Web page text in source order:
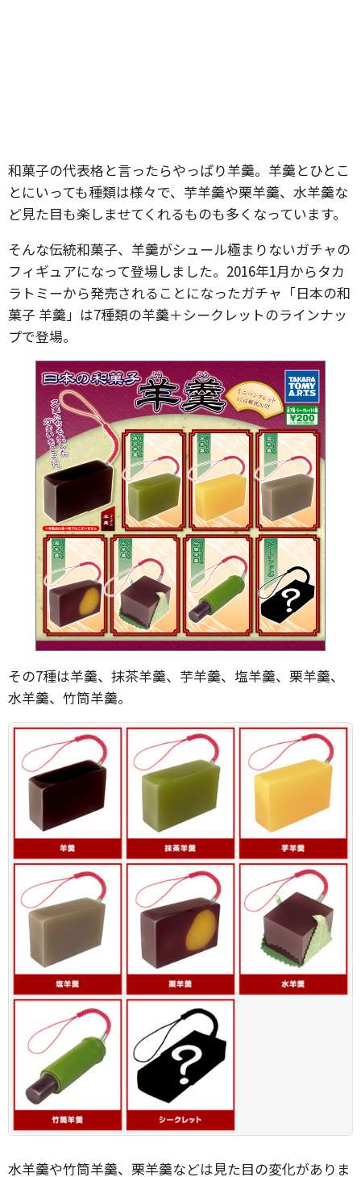
和菓子の代表格と言ったらやっぱり羊羹。羊羹とひとこ
とにいっても種類は様々で、芋羊羹や栗羊羹、水羊羹な
ど見た目も楽しませてくれるものも多くなっています。
そんな伝統和菓子、羊羹がシュール極まりないガチャの
フィギュアになって登場しました。2016年1月からタカ
ラトミーから発売されることになったガチャ「日本の和
菓子 羊羹」は7種類の羊羹＋シークレットのラインナッ
プで登場。
その7種は羊羹、抹茶羊羹、芋羊羹、塩羊羹、栗羊羹、
水羊羹、竹筒羊羹。
水羊羹や竹筒羊羹、栗羊羹などは見た目の変化がありま